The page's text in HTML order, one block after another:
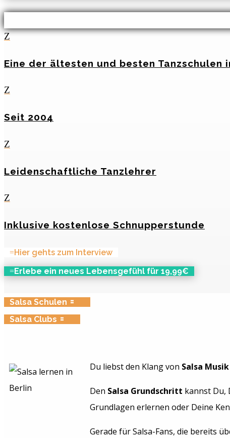
Z
Eine der ältesten und besten Tanzschulen
Z
Seit 2004
Z
Leidenschaftliche Tanzlehrer
Z
Inklusive kostenlose Schnupperstunde
Hier gehts zum Interview
Erlebe ein neues Lebensgefühl für 19,99€
Salsa Schulen
Salsa Clubs
Du liebst den Klang von Salsa Musik
Den Salsa Grundschritt kannst Du,
Grundlagen erlernen oder Deine
Gerade für Salsa-Fans, die bereits